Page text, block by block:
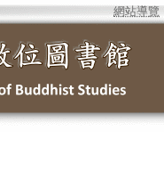
網站導覽